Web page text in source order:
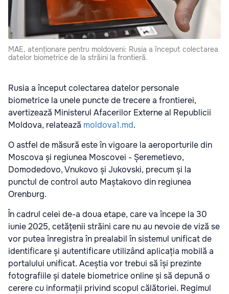
MAE, atenționare pentru moldoveni: Rusia a început colectarea
datelor biometrice de la străini la frontieră.
Rusia a început colectarea datelor personale
biometrice la unele puncte de trecere a frontierei,
avertizează Ministerul Afacerilor Externe al Republicii
Moldova, relatează moldova1.md.
O astfel de măsură este în vigoare la aeroporturile din
Moscova și regiunea Moscovei - Șeremetievo,
Domodedovo, Vnukovo și Jukovski, precum și la
punctul de control auto Maștakovo din regiunea
Orenburg.
În cadrul celei de-a doua etape, care va începe la 30
iunie 2025, cetățenii străini care nu au nevoie de viză se
vor putea înregistra în prealabil în sistemul unificat de
identificare și autentificare utilizând aplicația mobilă a
portalului unificat. Aceștia vor trebui să își prezinte
fotografiile și datele biometrice online și să depună o
cerere cu informații privind scopul călătoriei. Regimul